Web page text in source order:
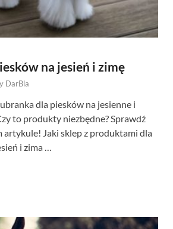
na jesień i zimę
DarBla
dla piesków na jesienne i
to produkty niezbędne? Sprawdź
artykule! Jaki sklep z produktami dla
i zima …